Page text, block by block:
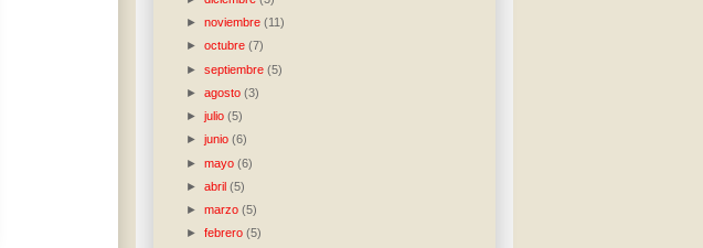
►noviembre(11)
►octubre(7)
►septiembre(5)
►agosto(3)
►julio(5)
►junio(6)
►mayo(6)
►abril(5)
►marzo(5)
►febrero(5)